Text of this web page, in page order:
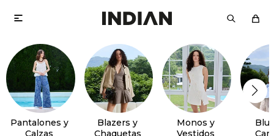

Pantalones y
Calzas
Blazers y
Chaquetas
Monos y
Vestidos